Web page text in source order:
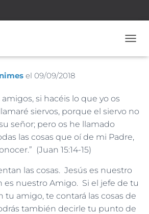
9 de Septiembre de
el 09/09/2018
amigos, si hacéis lo que yo os
siervos, porque el siervo no
señor; pero os he llamado
las cosas que oí de mi Padre,
(Juan 15:14-15)
las cosas. Jesús es nuestro
es nuestro Amigo. Si el jefe de tu
tu amigo, te contará las cosas de
también decirle tu punto de